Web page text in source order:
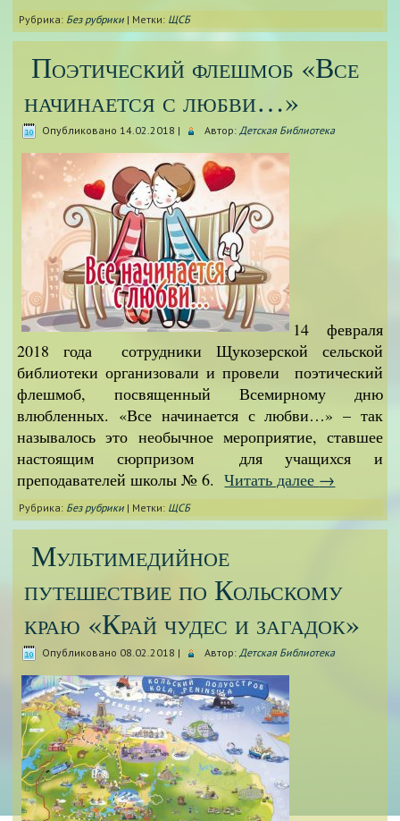
Рубрика: Без рубрики | Метки: ЩСБ
Поэтический флешмоб «Все
начинается с любви…»
Опубликовано 14.02.2018 | Автор: Детская Библиотека
14 февраля
2018 года сотрудники Щукозерской сельской
библиотеки организовали и провели поэтический
флешмоб, посвященный Всемирному дню
влюбленных. «Все начинается с любви…» – так
называлось это необычное мероприятие, ставшее
настоящим сюрпризом для учащихся и
преподавателей школы № 6. Читать далее →
Рубрика: Без рубрики | Метки: ЩСБ
Мультимедийное
путешествие по Кольскому
краю «Край чудес и загадок»
Опубликовано 08.02.2018 | Автор: Детская Библиотека